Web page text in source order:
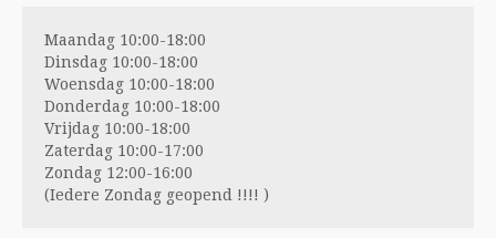
Maandag 10:00-18:00
Dinsdag 10:00-18:00
Woensdag 10:00-18:00
Donderdag 10:00-18:00
Vrijdag 10:00-18:00
Zaterdag 10:00-17:00
Zondag 12:00-16:00
(Iedere Zondag geopend !!!! )